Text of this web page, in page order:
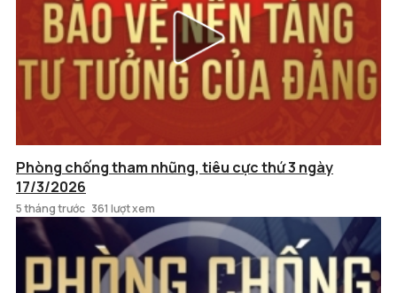
Phòng chống tham nhũng, tiêu cực thứ 3 ngày
17/3/2026
5 tháng trước 361 lượt xem